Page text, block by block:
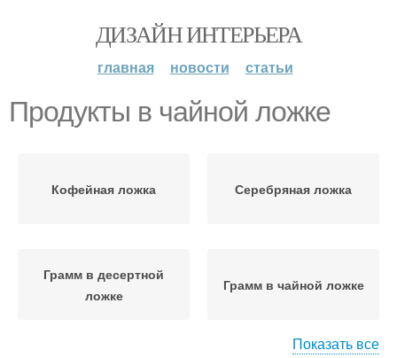
ДИЗАЙН ИНТЕРЬЕРА
главная новости статьи
Продукты в чайной ложке
Кофейная ложка Серебряная ложка
Грамм в десертной
ложке
Грамм в чайной ложке
Показать все